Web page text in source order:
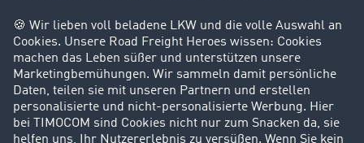
Sie haben noch weitere
Fragen?